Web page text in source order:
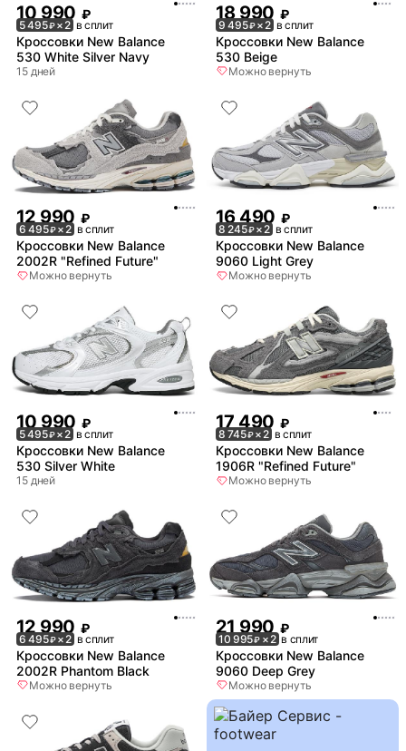
10 990 ₽
5 495₽× 2 в сплит
Кроссовки New Balance
530 White Silver Navy
15 дней
18 990 ₽
9 495₽× 2 в сплит
Кроссовки New Balance
530 Beige
Можно вернуть
12 990 ₽
6 495₽× 2 в сплит
Кроссовки New Balance
2002R "Refined Future"
Можно вернуть
16 490 ₽
8 245₽× 2 в сплит
Кроссовки New Balance
9060 Light Grey
Можно вернуть
10 990 ₽
5 495₽× 2 в сплит
Кроссовки New Balance
530 Silver White
15 дней
17 490 ₽
8 745₽× 2 в сплит
Кроссовки New Balance
1906R "Refined Future"
Можно вернуть
12 990 ₽
6 495₽× 2 в сплит
Кроссовки New Balance
2002R Phantom Black
Можно вернуть
21 990 ₽
10 995₽ × 2 в сплит
Кроссовки New Balance
9060 Deep Grey
Можно вернуть